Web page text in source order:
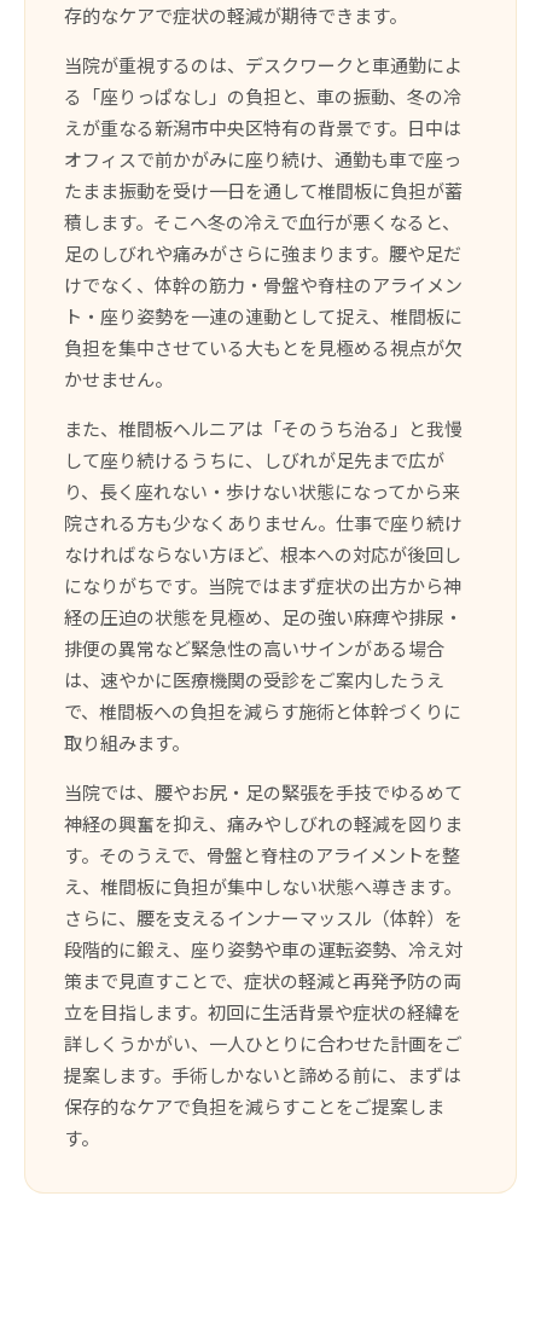
存的なケアで症状の軽減が期待できます。
当院が重視するのは、デスクワークと車通勤によ
る「座りっぱなし」の負担と、車の振動、冬の冷
えが重なる新潟市中央区特有の背景です。日中は
オフィスで前かがみに座り続け、通勤も車で座っ
たまま振動を受け――一日を通して椎間板に負担が蓄
積します。そこへ冬の冷えで血行が悪くなると、
足のしびれや痛みがさらに強まります。腰や足だ
けでなく、体幹の筋力・骨盤や脊柱のアライメン
ト・座り姿勢を一連の連動として捉え、椎間板に
負担を集中させている大もとを見極める視点が欠
かせません。
また、椎間板ヘルニアは「そのうち治る」と我慢
して座り続けるうちに、しびれが足先まで広が
り、長く座れない・歩けない状態になってから来
院される方も少なくありません。仕事で座り続け
なければならない方ほど、根本への対応が後回し
になりがちです。当院ではまず症状の出方から神
経の圧迫の状態を見極め、足の強い麻痺や排尿・
排便の異常など緊急性の高いサインがある場合
は、速やかに医療機関の受診をご案内したうえ
で、椎間板への負担を減らす施術と体幹づくりに
取り組みます。
当院では、腰やお尻・足の緊張を手技でゆるめて
神経の興奮を抑え、痛みやしびれの軽減を図りま
す。そのうえで、骨盤と脊柱のアライメントを整
え、椎間板に負担が集中しない状態へ導きます。
さらに、腰を支えるインナーマッスル（体幹）を
段階的に鍛え、座り姿勢や車の運転姿勢、冷え対
策まで見直すことで、症状の軽減と再発予防の両
立を目指します。初回に生活背景や症状の経緯を
詳しくうかがい、一人ひとりに合わせた計画をご
提案します。手術しかないと諦める前に、まずは
保存的なケアで負担を減らすことをご提案しま
す。